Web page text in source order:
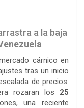
a la baja
cárnico en
tras un inicio
de precios.
rozaran los 25
una reciente